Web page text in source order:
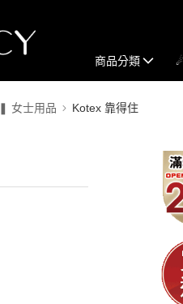
商品分類
❚ 女士用品 Kotex 靠得住